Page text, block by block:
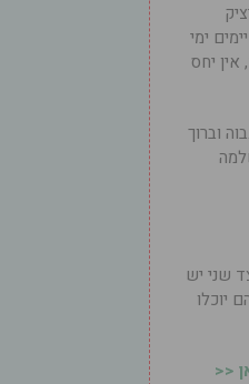
ימי
אין יחס
וברוך
שני יש
יוכלו
<<